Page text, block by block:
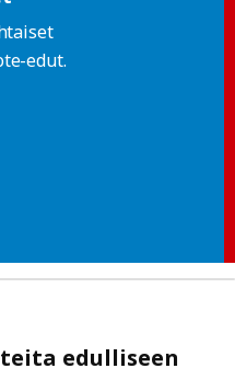
edut.
edulliseen